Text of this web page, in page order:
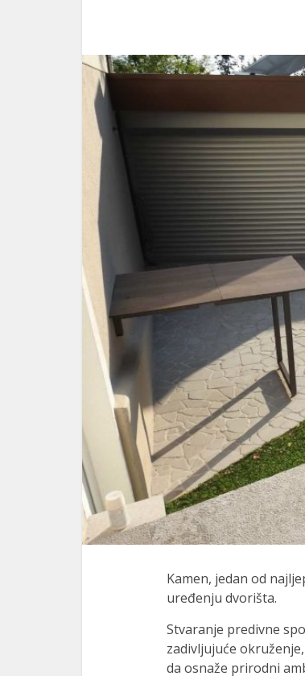
Kamen, jedan od
uređenju dvorišta.
Stvaranje predivne
zadivljujuće
da osnaže prirodni